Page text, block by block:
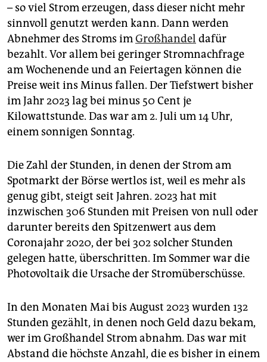
– so viel Strom erzeugen, dass dieser nicht mehr
sinnvoll genutzt werden kann. Dann werden
Abnehmer des Stroms imGroßhandel dafür
bezahlt. Vor allem bei geringer Stromnachfrage
am Wochenende und an Feiertagen können die
Preise weit ins Minus fallen. Der Tiefstwert bisher
im Jahr 2023 lag bei minus 50 Cent je
Kilowattstunde. Das war am 2. Juli um 14 Uhr,
einem sonnigen Sonntag.
Die Zahl der Stunden, in denen der Strom am
Spotmarkt der Börse wertlos ist, weil es mehr als
genug gibt, steigt seit Jahren. 2023 hat mit
inzwischen 306 Stunden mit Preisen von null oder
darunter bereits den Spitzenwert aus dem
Coronajahr 2020, der bei 302 solcher Stunden
gelegen hatte, überschritten. Im Sommer war die
Photovoltaik die Ursache der Stromüberschüsse.
In den Monaten Mai bis August 2023 wurden 132
Stunden gezählt, in denen noch Geld dazu bekam,
wer im Großhandel Strom abnahm. Das war mit
Abstand die höchste Anzahl, die es bisher in einem